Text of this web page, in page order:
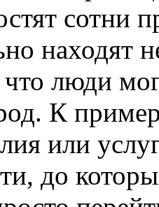
сотни
люди
К
или
до